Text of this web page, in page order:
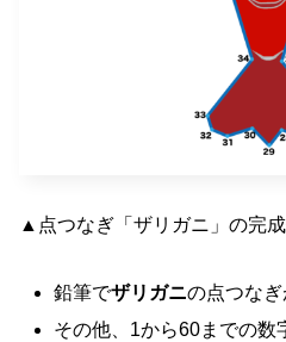
▲点つなぎ「ザリガニ」の完成
鉛筆でザリガニの点つなぎ
その他、1から60までの数